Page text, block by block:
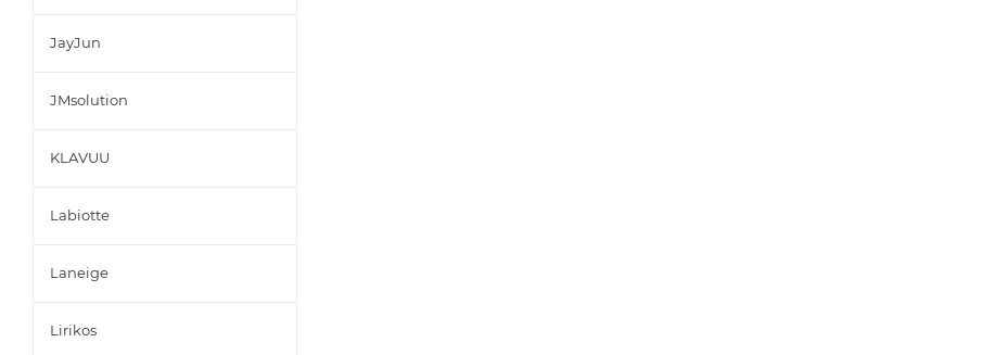
JayJun
JMsolution
KLAVUU
Labiotte
Laneige
Lirikos